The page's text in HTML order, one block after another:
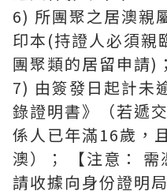
6) 所團聚之居澳親
印本(持證人必須親
團聚類的居留申請)；
7) 由簽發日起計未
錄證明書》（若遞
係人已年滿16歲，
澳）； 【注意：
請收據向身份證明